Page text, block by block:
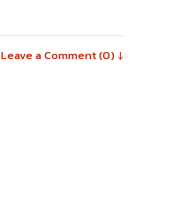
Leave a Comment (0) ↓